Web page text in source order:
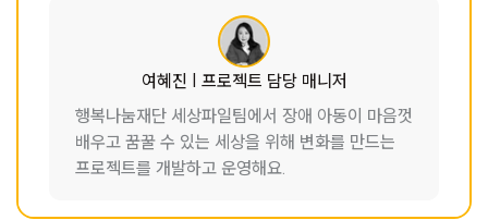
여혜진 | 프로젝트 담당 매니저
행복나눔재단 세상파일팀에서 장애 아동이 마음껏
배우고 꿈꿀 수 있는 세상을 위해 변화를 만드는
프로젝트를 개발하고 운영해요.